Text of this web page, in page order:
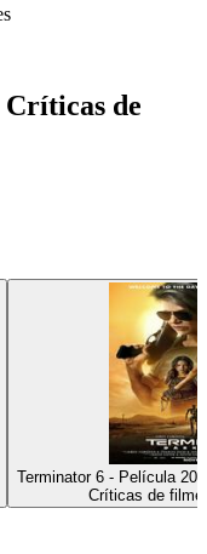
Críticas de
Terminator 6 - Película
Críticas de